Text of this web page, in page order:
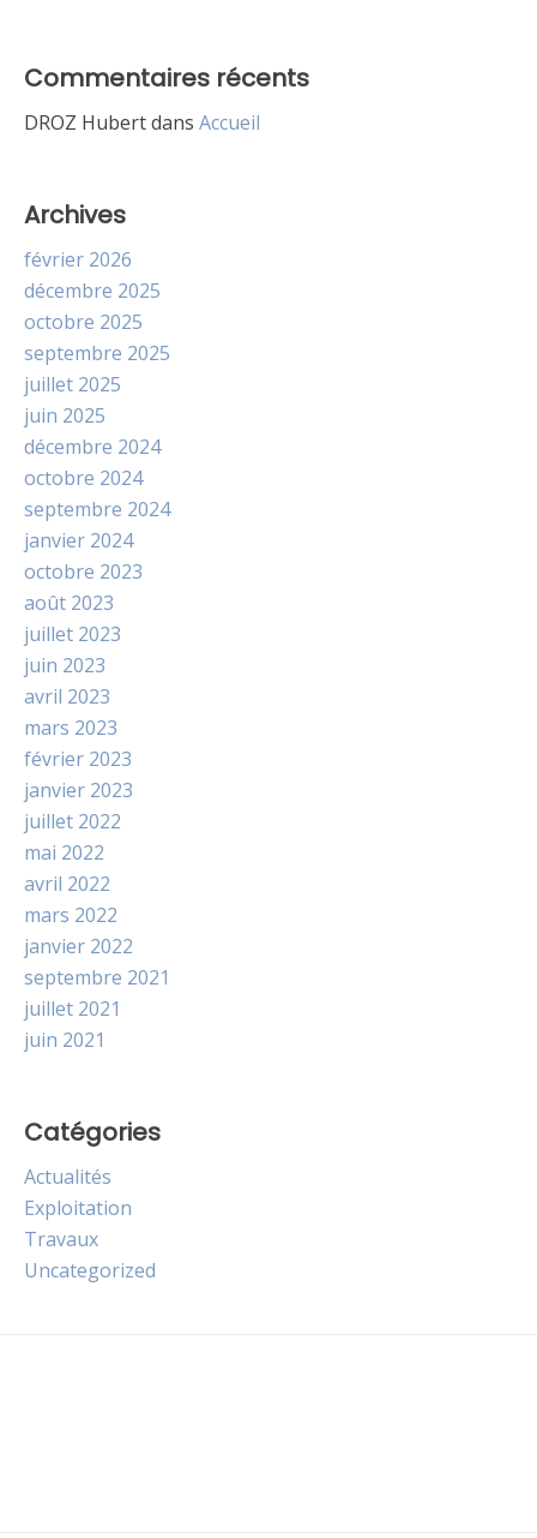
Commentaires récents
DROZ Hubertdans Accueil
Archives
février 2026
décembre 2025
octobre 2025
septembre 2025
juillet 2025
juin 2025
décembre 2024
octobre 2024
septembre 2024
janvier 2024
octobre 2023
août 2023
juillet 2023
juin 2023
avril 2023
mars 2023
février 2023
janvier 2023
juillet 2022
mai 2022
avril 2022
mars 2022
janvier 2022
septembre 2021
juillet 2021
juin 2021
Catégories
Actualités
Exploitation
Travaux
Uncategorized